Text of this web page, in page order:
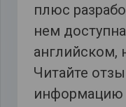
плюс
нем
английском,
Читайте
информацию